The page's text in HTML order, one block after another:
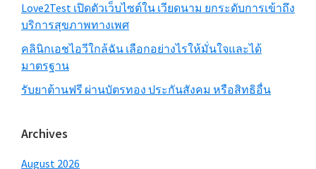
Love2Test เปิดตัวเว็บไซต์ใน เวียดนาม ยกระดับการเข้าถึง
บริการสุขภาพทางเพศ
คลินิกเอชไอวีใกล้ฉัน เลือกอย่างไรให้มั่นใจและได้
มาตรฐาน
รับยาต้านฟรี ผ่านบัตรทอง ประกันสังคม หรือสิทธิอื่น
Archives
August 2026